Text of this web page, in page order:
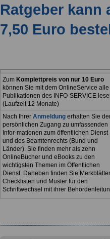
Ratgeber kann
7,50 Euro
Zum Komplettpreis von nur 10 Euro
können Sie mit dem OnlineService alle
Publikationen des INFO-SERVICE
(Laufzeit 12 Monate)
Nach Ihrer Anmeldung erhalten Sie
persönlichen Zugang zu umfassenden
Infor-mationen zum öffentlichen Dienst
und des Beamtenrechts (Bund und
Länder). Sie finden mehr als zehn
OnlineBücher und eBooks zu den
wichtigsten Themen im Öffentlichen
Dienst. Daneben finden Sie
Checklisten und Muster für den
Schriftwechsel mit ihrer